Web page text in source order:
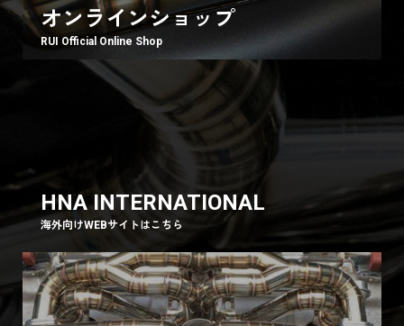
オンラインショップ
RUI Official Online Shop
HNA INTERNATIONAL
海外向けWEBサイトはこちら